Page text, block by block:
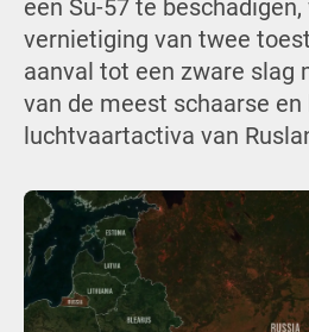
één Su-57 te
vernietiging van twee
aanval tot een zware slag
van de meest schaarse
luchtvaartactiva van